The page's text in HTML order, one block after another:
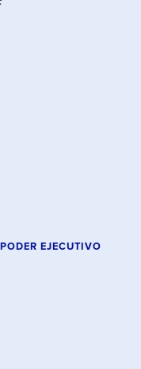
EJECUTIVO